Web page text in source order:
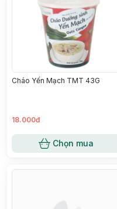
Cháo Yến Mạch TMT 43G
18.000đ
Chọn mua